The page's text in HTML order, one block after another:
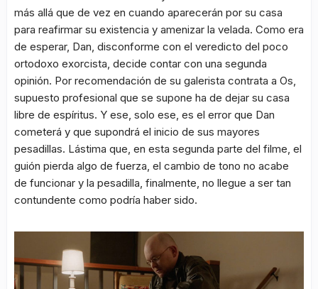
más allá que de vez en cuando aparecerán por su casa
para reafirmar su existencia y amenizar la velada. Como era
de esperar, Dan, disconforme con el veredicto del poco
ortodoxo exorcista, decide contar con una segunda
opinión. Por recomendación de su galerista contrata a Os,
supuesto profesional que se supone ha de dejar su casa
libre de espíritus. Y ese, solo ese, es el error que Dan
cometerá y que supondrá el inicio de sus mayores
pesadillas. Lástima que, en esta segunda parte del filme, el
guión pierda algo de fuerza, el cambio de tono no acabe
de funcionar y la pesadilla, finalmente, no llegue a ser tan
contundente como podría haber sido.